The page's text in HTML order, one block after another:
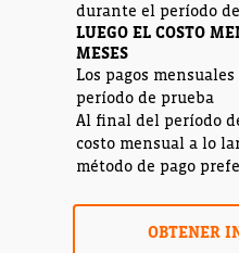
durante el período
LUEGO EL COSTO
MESES
Los pagos
período de prueba
Al final del período
costo mensual a lo
método de pago
OBTENER